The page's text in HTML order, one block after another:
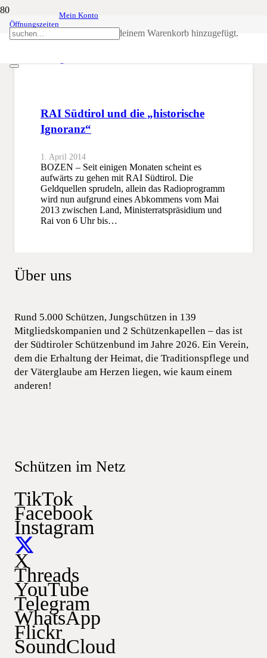
Öffnungszeiten
Mein Konto
wurde deinem Warenkorb hinzugefügt.
historische Ignoranz
RAI Südtirol und die „historische
Ignoranz“
1. April 2014
BOZEN – Seit einigen Monaten scheint es
aufwärts zu gehen mit RAI Südtirol. Die
Geldquellen sprudeln, allein das Radioprogramm
wird nun aufgrund eines Abkommens vom Mai
2013 zwischen Land, Ministerratspräsidium und
Rai von 6 Uhr bis…
Über uns
Rund 5.000 Schützen, Jungschützen in 139
Mitgliedskompanien und 2 Schützenkapellen – das ist
der Südtiroler Schützenbund im Jahre 2026. Ein Verein,
dem die Erhaltung der Heimat, die Traditionspflege und
der Väterglaube am Herzen liegen, wie kaum einem
anderen!
Schützen im Netz
TikTok
Facebook
Instagram
X
Threads
YouTube
Telegram
WhatsApp
Flickr
SoundCloud